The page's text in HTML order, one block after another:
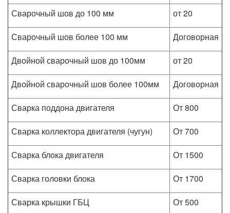
Сварочный шов до 100 мм
от 20
Сварочный шов более 100 мм
Договорная
Двойной сварочный шов до 100мм
от 20
Двойной сварочный шов более 100мм
Договорная
Сварка поддона двигателя
От 800
Сварка коллектора двигателя (чугун)
От 700
Сварка блока двигателя
От 1500
Сварка головки блока
От 1700
Сварка крышки ГБЦ
От 500